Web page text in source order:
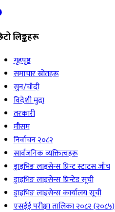
लिङ्कहरू
गृहपृष्ठ
समाचार स्रोतहरू
सुन/चाँदी
विदेशी मुद्रा
तरकारी
मौसम
निर्वाचन २०८२
सार्वजनिक व्यक्तित्वहरू
ड्राइभिङ लाइसेन्स प्रिन्ट स्टाटस जाँच
ड्राइभिङ लाइसेन्स प्रिन्टेड सूची
ड्राइभिङ लाइसेन्स कार्यालय सूची
एसईई परीक्षा तालिका २०८२ (२०८५)